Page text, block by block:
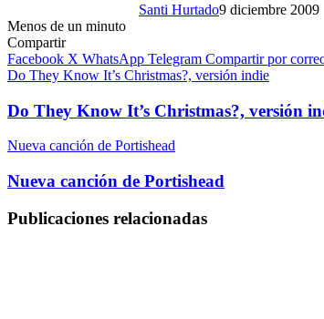
Santi Hurtado9 diciembre 2009
Menos de un minuto
Compartir
Facebook X WhatsApp Telegram Compartir por
Do They Know It’s Christmas?, versión indie
Do They Know It’s Christmas?, versión
Nueva canción de Portishead
Nueva canción de Portishead
Publicaciones relacionadas